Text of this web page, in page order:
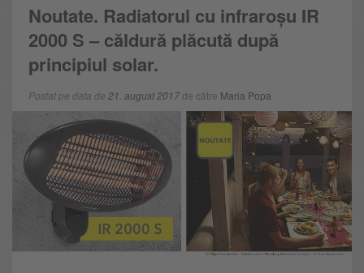
Noutate. Radiatorul cu infraroșu IR
2000 S – căldură plăcută după
principiul solar.
Postat pe data de 21. august 2017de către Maria Popa